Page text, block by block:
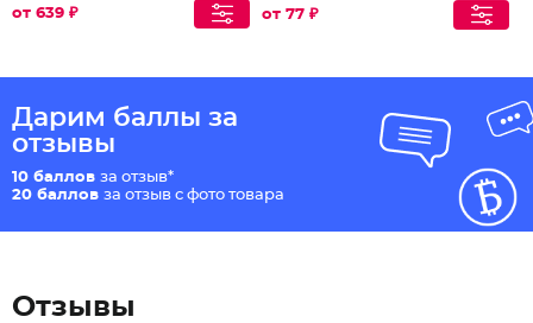
от 639 ₽ от 77 ₽
Дарим баллы за
отзывы
10 баллов за отзыв*
20 баллов за отзыв с фото товара
Отзывы